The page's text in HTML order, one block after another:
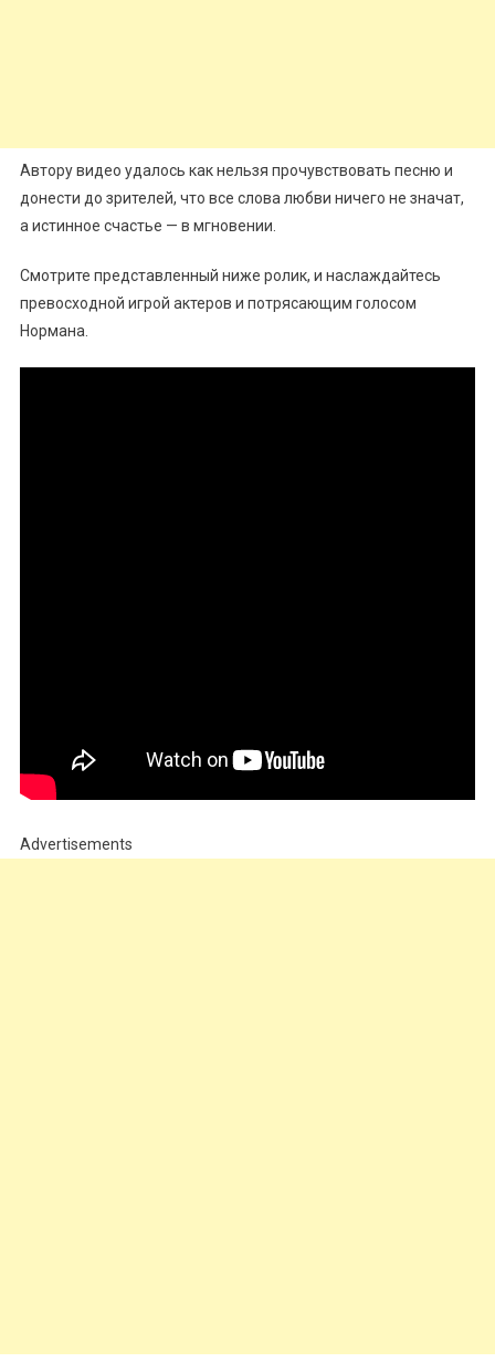
Автору видео удалось как нельзя прочувствовать песню и
донести до зрителей, что все слова любви ничего не значат,
а истинное счастье — в мгновении.
Смотрите представленный ниже ролик, и наслаждайтесь
превосходной игрой актеров и потрясающим голосом
Нормана.
Advertisements